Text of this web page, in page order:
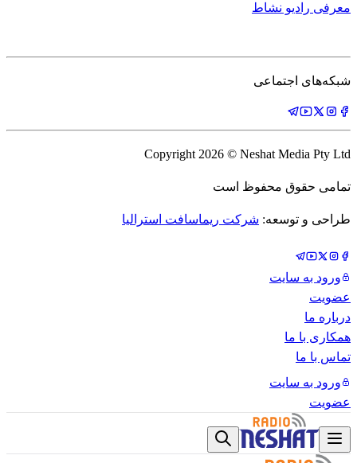
معرفی رادیو نشاط
شبکه‌های اجتماعی
Copyright 2026 © Neshat Media Pty Ltd
تمامی حقوق محفوظ است
طراحی و توسعه: شرکت ریماسافت استرالیا
ورود به سایت
عضویت
درباره ما
همکاری با ما
تماس با ما
ورود به سایت
عضویت